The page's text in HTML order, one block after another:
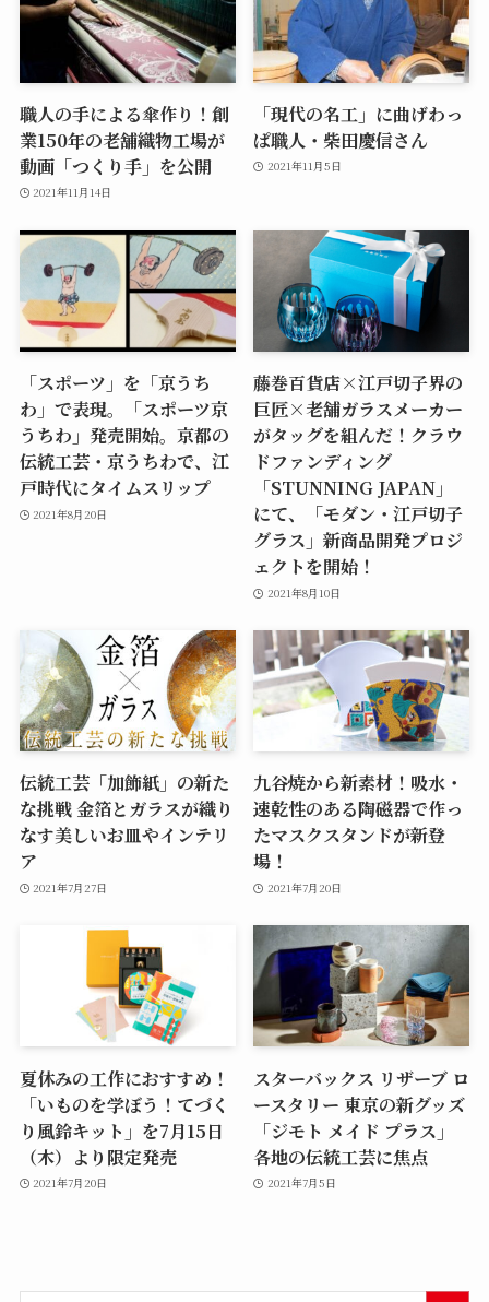
職人の手による傘作り！創
業150年の老舗織物工場が
動画「つくり手」を公開
2021年11月14日
「現代の名工」に曲げわっ
ぱ職人・柴田慶信さん
2021年11月5日
「スポーツ」を「京うち
わ」で表現。「スポーツ京
うちわ」発売開始。京都の
伝統工芸・京うちわで、江
戸時代にタイムスリップ
2021年8月20日
藤巻百貨店×江戸切子界の
巨匠×老舗ガラスメーカー
がタッグを組んだ！クラウ
ドファンディング
「STUNNING JAPAN」
にて、「モダン・江戸切子
グラス」新商品開発プロジ
ェクトを開始！
2021年8月10日
伝統工芸「加飾紙」の新た
な挑戦 金箔とガラスが織り
なす美しいお皿やインテリ
ア
2021年7月27日
九谷焼から新素材！吸水・
速乾性のある陶磁器で作っ
たマスクスタンドが新登
場！
2021年7月20日
夏休みの工作におすすめ！
「いものを学ぼう！てづく
り風鈴キット」を7月15日
（木）より限定発売
2021年7月20日
スターバックス リザーブ ロ
ースタリー 東京の新グッズ
「ジモト メイド プラス」
各地の伝統工芸に焦点
2021年7月5日